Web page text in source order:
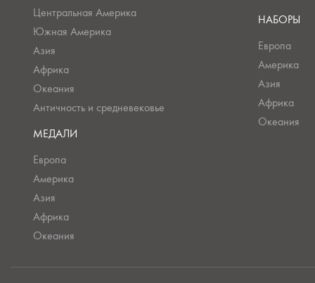
Центральная Америка
Южная Америка
Азия
Африка
Океания
Античность и средневековье
МЕДАЛИ
Европа
Америка
Азия
Африка
Океания
НАБОРЫ
Европа
Америка
Азия
Африка
Океания